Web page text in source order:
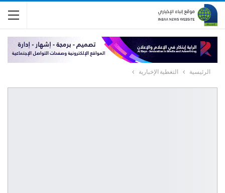
الرئيسية التغطية الإخبارية